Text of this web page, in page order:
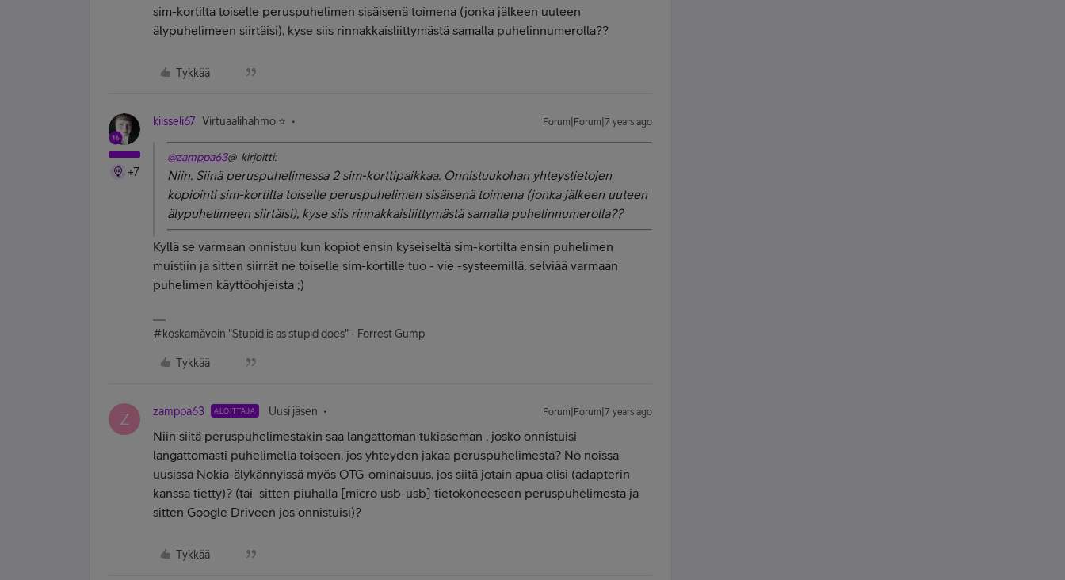
sim-kortilta toiselle peruspuhelimen sisäisenä toimena (jonka jälkeen uuteen
älypuhelimeen siirtäisi), kyse siis rinnakkaisliittymästä samalla puhelinnumerolla??
Tykkää
+7
kiisseli67 Virtuaalihahmo ⭐️ Forum|Forum|7 years ago
@zamppa63@ kirjoitti:
Niin. Siinä peruspuhelimessa 2 sim-korttipaikkaa. Onnistuukohan yhteystietojen
kopiointi sim-kortilta toiselle peruspuhelimen sisäisenä toimena (jonka jälkeen uuteen
älypuhelimeen siirtäisi), kyse siis rinnakkaisliittymästä samalla puhelinnumerolla??
Kyllä se varmaan onnistuu kun kopiot ensin kyseiseltä sim-kortilta ensin puhelimen
muistiin ja sitten siirrät ne toiselle sim-kortille tuo - vie -systeemillä, selviää varmaan
puhelimen käyttöohjeista ;)
#koskamävoin "Stupid is as stupid does" - Forrest Gump
Tykkää
Z zamppa63 ALOITTAJA Uusi jäsen Forum|Forum|7 years ago
Niin siitä peruspuhelimestakin saa langattoman tukiaseman , josko onnistuisi
langattomasti puhelimella toiseen, jos yhteyden jakaa peruspuhelimesta? No noissa
uusissa Nokia-älykännyissä myös OTG-ominaisuus, jos siitä jotain apua olisi (adapterin
kanssa tietty)? (tai sitten piuhalla [micro usb-usb] tietokoneeseen peruspuhelimesta ja
sitten Google Driveen jos onnistuisi)?
Tykkää